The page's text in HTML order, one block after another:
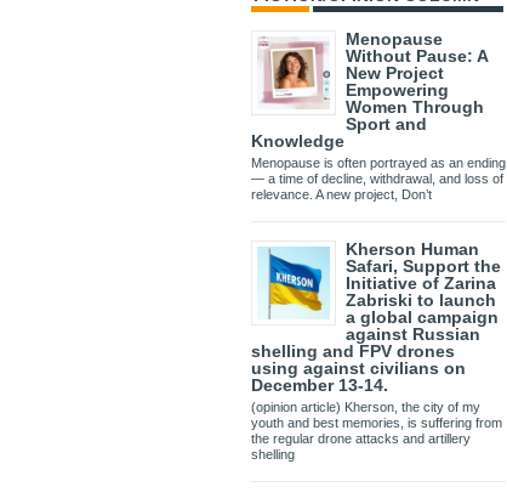
Menopause
Without Pause: A
New Project
Empowering
Women Through
Sport and
Knowledge
Menopause is often portrayed as an ending
— a time of decline, withdrawal, and loss of
relevance. A new project, Don’t
Kherson Human
Safari, Support the
Initiative of Zarina
Zabriski to launch
a global campaign
against Russian
shelling and FPV drones
using against civilians on
December 13-14.
(opinion article) Kherson, the city of my
youth and best memories, is suffering from
the regular drone attacks and artillery
shelling